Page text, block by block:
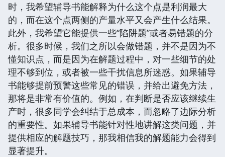
时，我希望辅导书能解释为什么这个点是利润最大
的，而在这个点两侧的产量水平又会产生什么结果。
此外，我希望它能提供一些“陷阱题”或者易错题的分
析。很多时候，我们之所以会做错题，并不是因为不
懂知识点，而是因为在解题过程中，对一些细节的处
理不够到位，或者被一些干扰信息所迷惑。如果辅导
书能够提前预警这些常见的错误，并给出避免方法，
那将是非常有价值的。例如，在判断是否应该继续生
产时，很多同学会纠结于总成本，而忽略了边际分析
的重要性。如果辅导书能针对性地讲解这类问题，并
提供相应的解题技巧，那我相信我的解题能力会得到
显著提升。